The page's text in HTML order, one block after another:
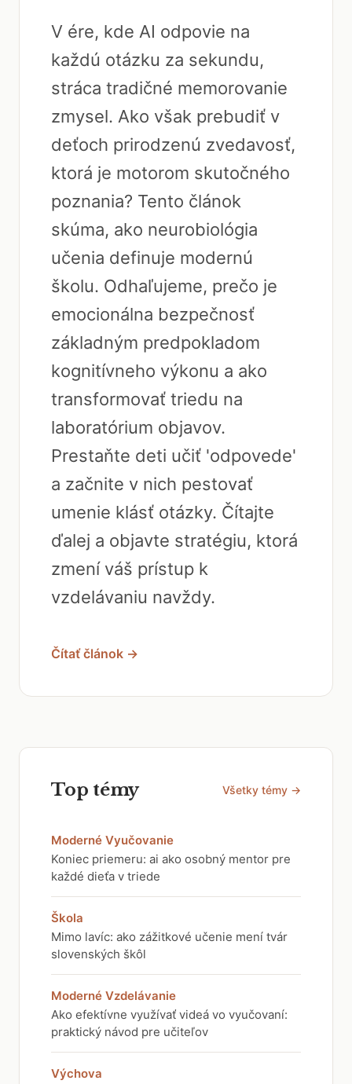
V ére, kde AI odpovie na
každú otázku za sekundu,
stráca tradičné memorovanie
zmysel. Ako však prebudiť v
deťoch prirodzenú zvedavosť,
ktorá je motorom skutočného
poznania? Tento článok
skúma, ako neurobiológia
učenia definuje modernú
školu. Odhaľujeme, prečo je
emocionálna bezpečnosť
základným predpokladom
kognitívneho výkonu a ako
transformovať triedu na
laboratórium objavov.
Prestaňte deti učiť 'odpovede'
a začnite v nich pestovať
umenie klásť otázky. Čítajte
ďalej a objavte stratégiu, ktorá
zmení váš prístup k
vzdelávaniu navždy.
Čítať článok →
Top témy Všetky témy →
Moderné Vyučovanie
Koniec priemeru: ai ako osobný mentor pre
každé dieťa v triede
Škola
Mimo lavíc: ako zážitkové učenie mení tvár
slovenských škôl
Moderné Vzdelávanie
Ako efektívne využívať videá vo vyučovaní:
praktický návod pre učiteľov
Výchova